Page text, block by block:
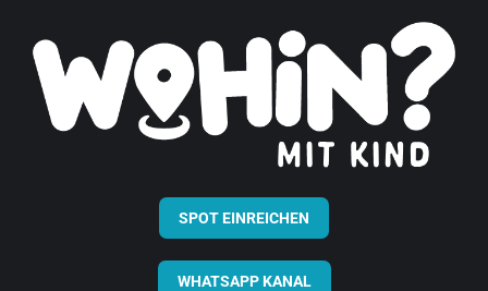
SPOT EINREICHEN
WHATSAPP KANAL